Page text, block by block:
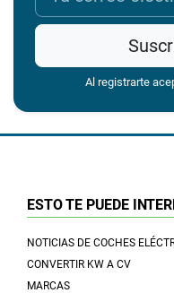
Al registrarte
ESTO TE PUEDE
NOTICIAS DE COCHES
CONVERTIR KW A CV
MARCAS